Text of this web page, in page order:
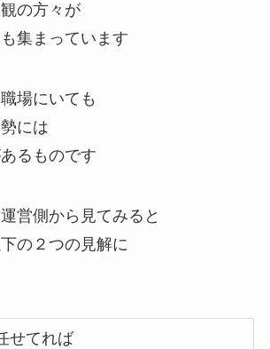
の方々が
集まっています
場にいても
には
るものです
営側から見てみると
の２つの見解に
せてれば